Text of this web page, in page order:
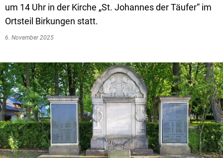
um 14 Uhr in der Kirche „St. Johannes der Täufer“ im
Ortsteil Birkungen statt.
6. November 2025